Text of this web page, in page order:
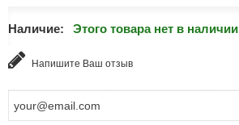
Наличие: Этого товара нет в наличии
Напишите Ваш отзыв